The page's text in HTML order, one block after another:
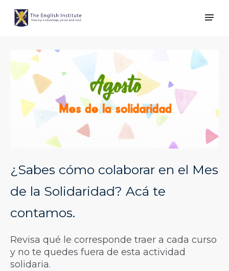
¿Sabes cómo colaborar en el Mes
de la Solidaridad? Acá te
contamos.
Revisa qué le corresponde traer a cada curso
y no te quedes fuera de esta actividad
solidaria.